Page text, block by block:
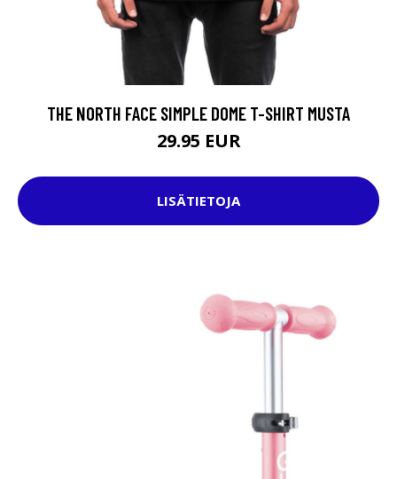
THE NORTH FACE SIMPLE DOME T-SHIRT MUSTA
29.95 EUR
LISÄTIETOJA